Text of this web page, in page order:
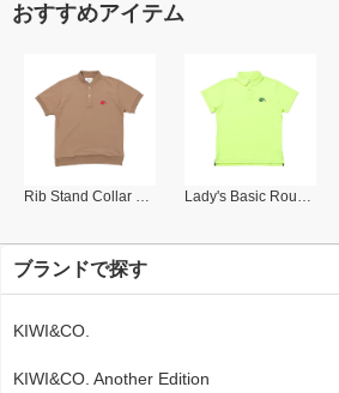
おすすめアイテム
Rib Stand Collar Polo Lady's Basic Round Collar Polo
ブランドで探す
KIWI&CO.
KIWI&CO. Another Edition